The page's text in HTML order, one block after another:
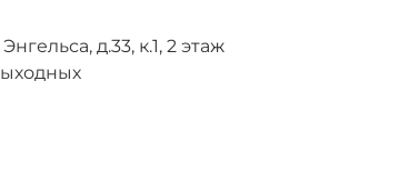
д.33, к.1, 2 этаж